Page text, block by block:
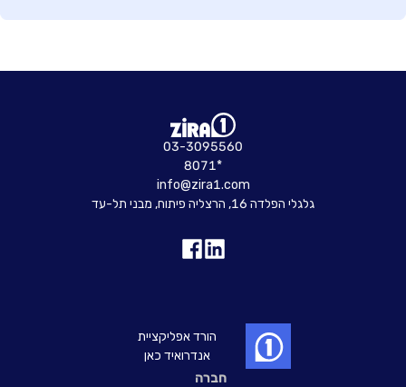
חברה
03-3095560
8071*
info@zira1.com
גלגלי הפלדה 16, הרצליה פיתוח, מבני תל-עד
הורד אפליקציית
אנדרואיד כאן